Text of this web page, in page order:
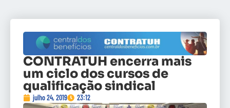
CONTRATUH encerra mais
um ciclo dos cursos de
qualificação sindical
julho 24, 2019 23:12